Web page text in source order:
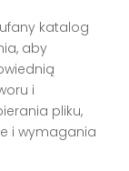
katalog
aby
i
pliku,
i wymagania